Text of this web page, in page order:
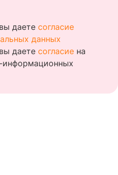
даете согласие
данных
даете согласие на
информационных